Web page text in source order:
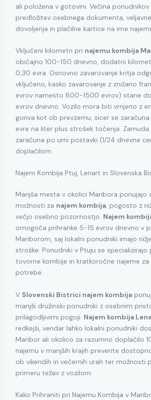
ali položena v gotovini. Večina ponudnikov
predložitev osebnega dokumenta,
dovoljenja in plačilne kartice na ime
Vključeni kilometri pri najemu kombija
običajno 100-150 dnevno, dodatni
0,30 evra. Osnovno zavarovanje kritja
vključeno, kasko zavarovanje z znižano
evrov namesto 800-1500 evrov) stane
evrov dnevno. Vozilo mora biti vrnjeno z
goriva kot ob prevzemu, sicer se
evre na liter plus strošek točenja. Zamuda
zaračuna po urni postavki (1/24 dnevne
doplačilom.
Najem Kombija Ptuj, Lenart in Slovenska
Manjša mesta v okolici Maribora ponujajo
možnosti za najem kombija, pogosto z
večjo osebno pozornostjo. Najem
omogoča prihranke 5-15 evrov dnevno v
Mariborom, saj lokalni ponudniki imajo
stroške. Ponudniki v Ptuju se specializirajo
tovorne kombije in kratkoročne najeme za
potrebe.
V Slovenski Bistrici najem kombija
manjši družinski ponudniki z osebnim
prilagodljivimi pogoji. Najem kombija
redkejši, vendar lahko lokalni ponudniki
Maribor ali okolico za razumno doplačilo
najemu v manjših krajih preverite
ob vikendih in večernih urah ter možnosti
primeru težav z vozilom.
Kako Prihraniti pri Najemu Kombija v